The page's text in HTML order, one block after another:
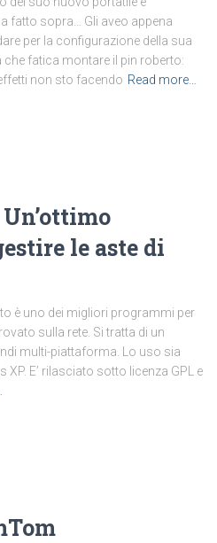
fatto sopra… Gli aveo appena
per la configurazione della sua
fatica montare il pin roberto:
non sto facendo Read more…
le aste di
è uno dei migliori programmi per
sulla rete. Si tratta di un
multi-piattaforma. Lo uso sia
E’ rilasciato sotto licenza GPL e